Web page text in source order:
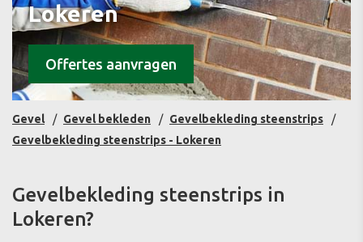
Lokeren
Offertes aanvragen
Gevel Gevel bekleden
Gevelbekleding steenstrips
Gevelbekleding steenstrips - Lokeren
Gevelbekleding steenstrips in
Lokeren?